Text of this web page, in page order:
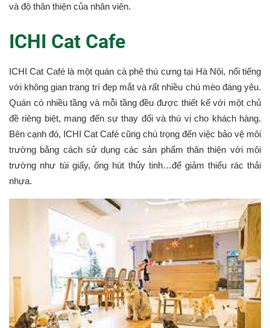
và độ thân thiện của nhân viên.
ICHI Cat Cafe
ICHI Cat Café là một quán cà phê thú cưng tại Hà Nội, nổi tiếng
với không gian trang trí đẹp mắt và rất nhiều chú mèo đáng yêu.
Quán có nhiều tầng và mỗi tầng đều được thiết kế với một chủ
đề riêng biệt, mang đến sự thay đổi và thú vị cho khách hàng.
Bên cạnh đó, ICHI Cat Café cũng chú trọng đến việc bảo vệ môi
trường bằng cách sử dụng các sản phẩm thân thiện với môi
trường như túi giấy, ống hút thủy tinh…để giảm thiểu rác thải
nhựa.